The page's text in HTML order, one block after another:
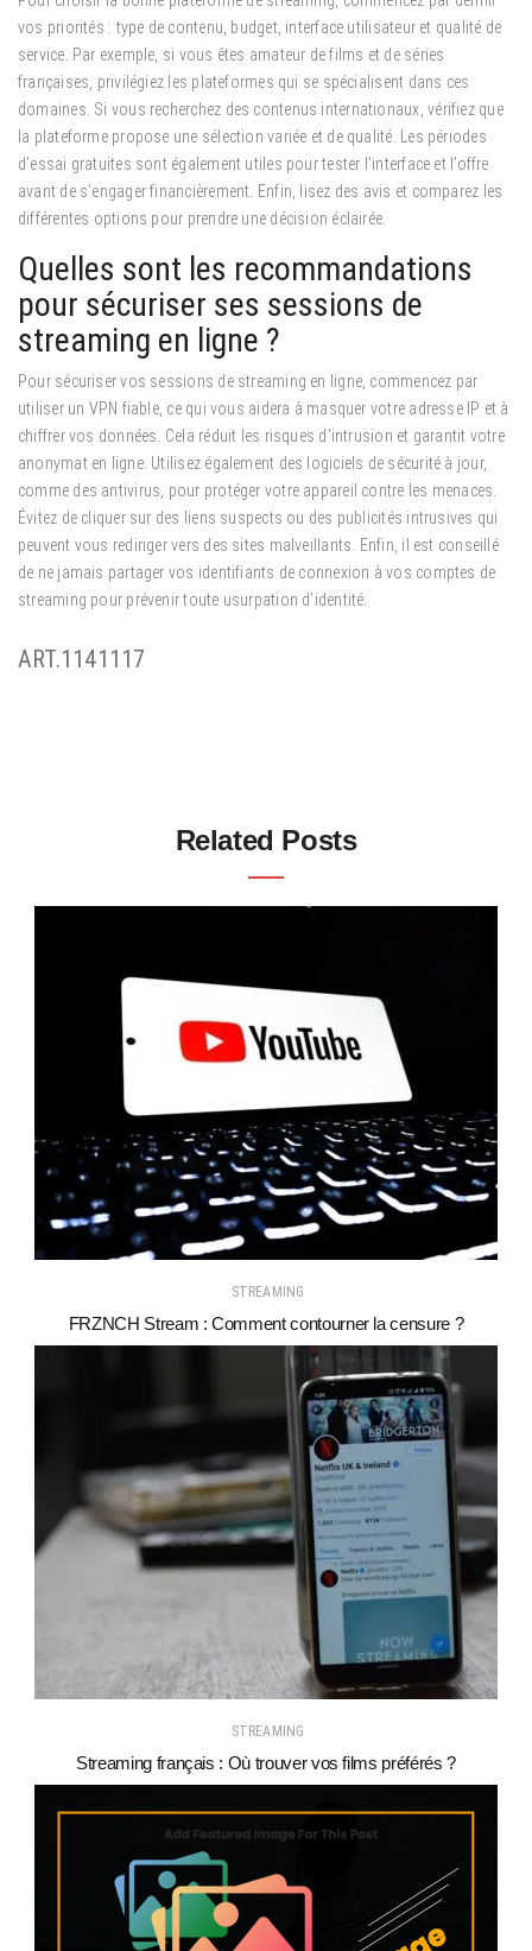
vos priorités : type de contenu, budget, interface utilisateur et qualité de
service. Par exemple, si vous êtes amateur de films et de séries
françaises, privilégiez les plateformes qui se spécialisent dans ces
domaines. Si vous recherchez des contenus internationaux, vérifiez que
la plateforme propose une sélection variée et de qualité. Les périodes
d’essai gratuites sont également utiles pour tester l’interface et l’offre
avant de s’engager financièrement. Enfin, lisez des avis et comparez les
différentes options pour prendre une décision éclairée.
Quelles sont les recommandations
pour sécuriser ses sessions de
streaming en ligne ?
Pour sécuriser vos sessions de streaming en ligne, commencez par
utiliser un VPN fiable, ce qui vous aidera à masquer votre adresse IP et à
chiffrer vos données. Cela réduit les risques d’intrusion et garantit votre
anonymat en ligne. Utilisez également des logiciels de sécurité à jour,
comme des antivirus, pour protéger votre appareil contre les menaces.
Évitez de cliquer sur des liens suspects ou des publicités intrusives qui
peuvent vous rediriger vers des sites malveillants. Enfin, il est conseillé
de ne jamais partager vos identifiants de connexion à vos comptes de
streaming pour prévenir toute usurpation d’identité.
ART.1141117
Related Posts
STREAMING
FRZNCH Stream : Comment contourner la censure ?
STREAMING
Streaming français : Où trouver vos films préférés ?